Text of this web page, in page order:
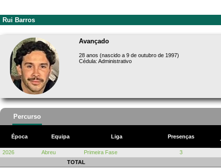
Rui Barros
Avançado
28 anos (nascido a 9 de outubro de 1997)
Cédula: Administrativo
Percurso
Época Equipa Liga
Presenças
2026
Abreu Primeira Fase
3
TOTAL